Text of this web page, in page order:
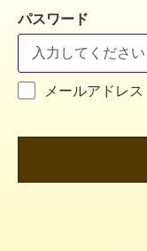
パスワード
メールアドレ